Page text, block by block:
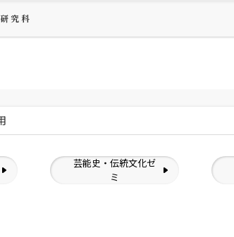
究科
芸能史・伝統文化ゼ
ミ